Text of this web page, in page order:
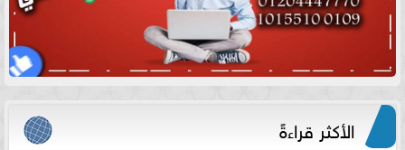
الأكثر قراءةً